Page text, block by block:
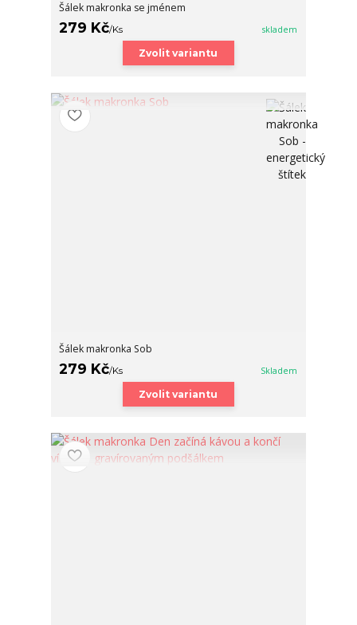
Šálek makronka se jménem
279 Kč/Ks skladem
Zvolit variantu
Šálek makronka Sob
279 Kč/Ks Skladem
Zvolit variantu